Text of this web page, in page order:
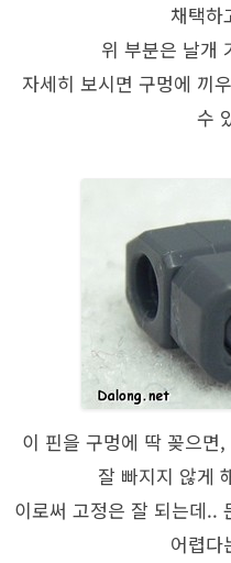
채택하
위 부분은 날개
자세히 보시면 구멍에 끼
수
이 핀을 구멍에 딱 꽂으면
잘 빠지지 않게
이로써 고정은 잘 되는데..
어렵다